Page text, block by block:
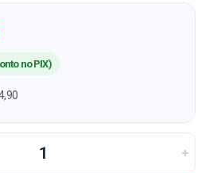
no PIX)